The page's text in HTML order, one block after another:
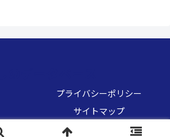
プライバシーポリシー
サイトマップ
くらしのデータベース.